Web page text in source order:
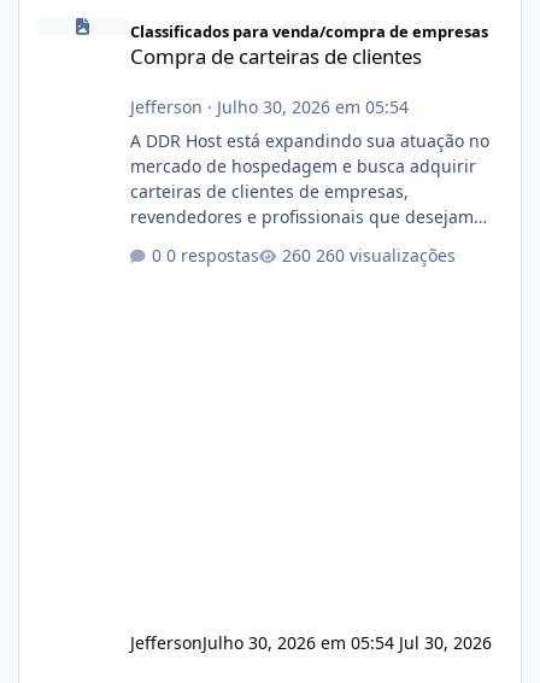
Compra de carteiras de clientes
Classificados para venda/compra de empresas
Compra de carteiras de clientes
Jefferson · Julho 30, 2026 em 05:54
A DDR Host está expandindo sua atuação no
mercado de hospedagem e busca adquirir
carteiras de clientes de empresas,
revendedores e profissionais que desejam
operação. Se você possui clientes ativos de
0 respostas 260 visualizações
JeffersonJulho 30, 2026 em 05:54 Jul 30, 2026